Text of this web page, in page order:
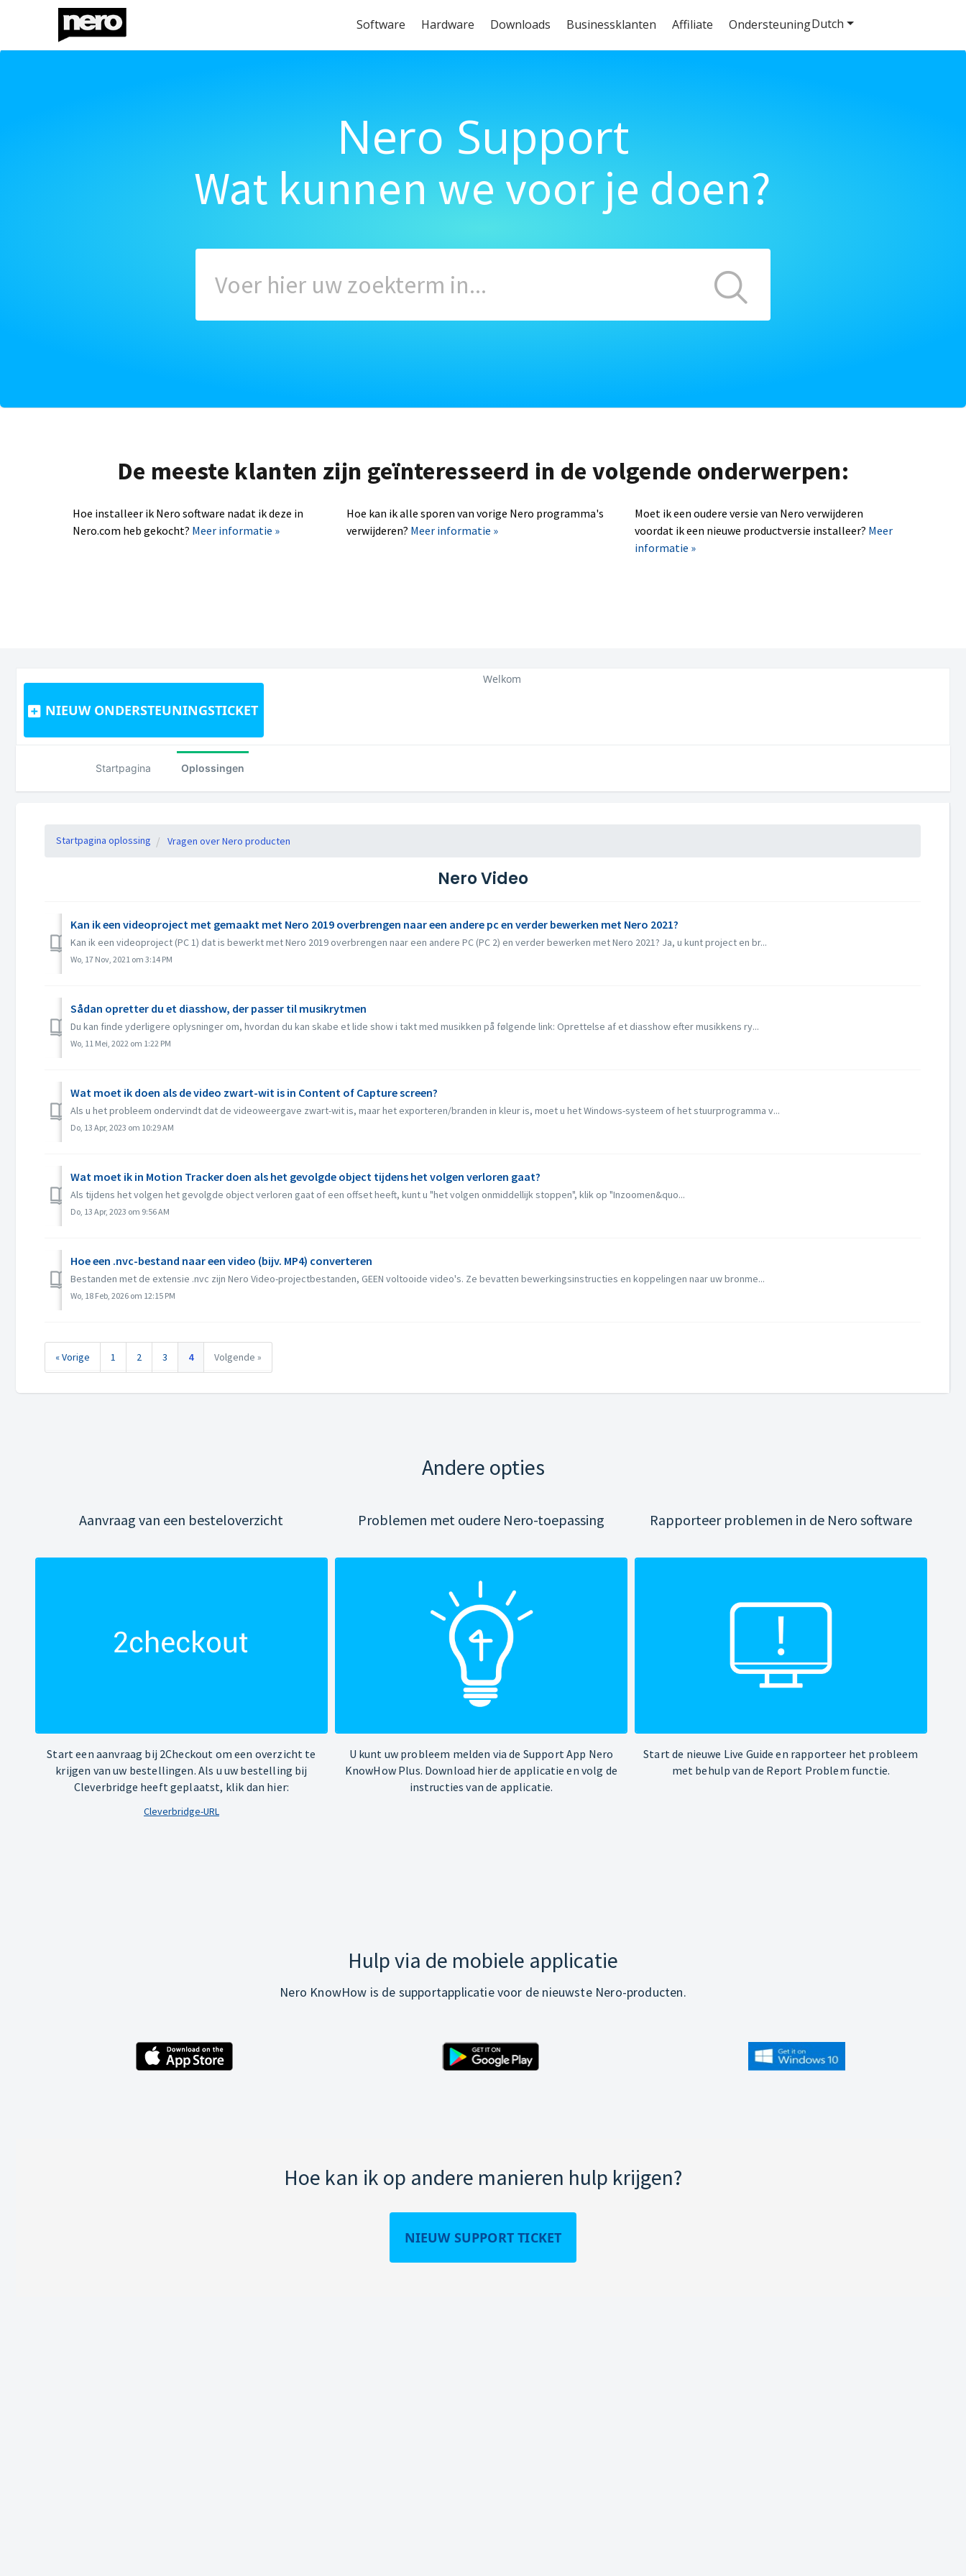
Software Hardware Downloads Businessklanten Affiliate Ondersteuning
Nero Support
Wat kunnen we voor je doen?
De meeste klanten zijn geïnteresseerd in de volgende onderwerpen:
Hoe installeer ik Nero software nadat ik deze in
Nero.com heb gekocht? Meer informatie »
Hoe kan ik alle sporen van vorige Nero programma's
verwijderen? Meer informatie »
Moet ik een oudere versie van Nero verwijderen
voordat ik een nieuwe productversie installeer? Meer
informatie »
NIEUW ONDERSTEUNINGSTICKET
Dutch
Welkom
Startpagina Oplossingen
Startpagina oplossing Vragen over Nero producten
Nero Video
Kan ik een videoproject met gemaakt met Nero 2019 overbrengen naar een andere pc en verder bewerken met Nero 2021?
Kan ik een videoproject (PC 1) dat is bewerkt met Nero 2019 overbrengen naar een andere PC (PC 2) en verder bewerken met Nero 2021? Ja, u kunt project en br...
Wo, 17 Nov, 2021 om 3:14 PM
Sådan opretter du et diasshow, der passer til musikrytmen
Du kan finde yderligere oplysninger om, hvordan du kan skabe et lide show i takt med musikken på følgende link: Oprettelse af et diasshow efter musikkens ry...
Wo, 11 Mei, 2022 om 1:22 PM
Wat moet ik doen als de video zwart-wit is in Content of Capture screen?
Als u het probleem ondervindt dat de videoweergave zwart-wit is, maar het exporteren/branden in kleur is, moet u het Windows-systeem of het stuurprogramma v...
Do, 13 Apr, 2023 om 10:29 AM
Wat moet ik in Motion Tracker doen als het gevolgde object tijdens het volgen verloren gaat?
Als tijdens het volgen het gevolgde object verloren gaat of een offset heeft, kunt u "het volgen onmiddellijk stoppen", klik op "Inzoomen&quo...
Do, 13 Apr, 2023 om 9:56 AM
Hoe een .nvc-bestand naar een video (bijv. MP4) converteren
Bestanden met de extensie .nvc zijn Nero Video-projectbestanden, GEEN voltooide video's. Ze bevatten bewerkingsinstructies en koppelingen naar uw bronme...
Wo, 18 Feb, 2026 om 12:15 PM
« Vorige 1 2 3 4 Volgende »
Andere opties
Aanvraag van een besteloverzicht
Start een aanvraag bij 2Checkout om een overzicht te
krijgen van uw bestellingen. Als u uw bestelling bij
Cleverbridge heeft geplaatst, klik dan hier:
Cleverbridge-URL
Problemen met oudere Nero-toepassing
U kunt uw probleem melden via de Support App Nero
KnowHow Plus. Download hier de applicatie en volg de
instructies van de applicatie.
Rapporteer problemen in de Nero software
Start de nieuwe Live Guide en rapporteer het probleem
met behulp van de Report Problem functie.
Hulp via de mobiele applicatie
Nero KnowHow is de supportapplicatie voor de nieuwste Nero-producten.
Hoe kan ik op andere manieren hulp krijgen?
NIEUW SUPPORT TICKET